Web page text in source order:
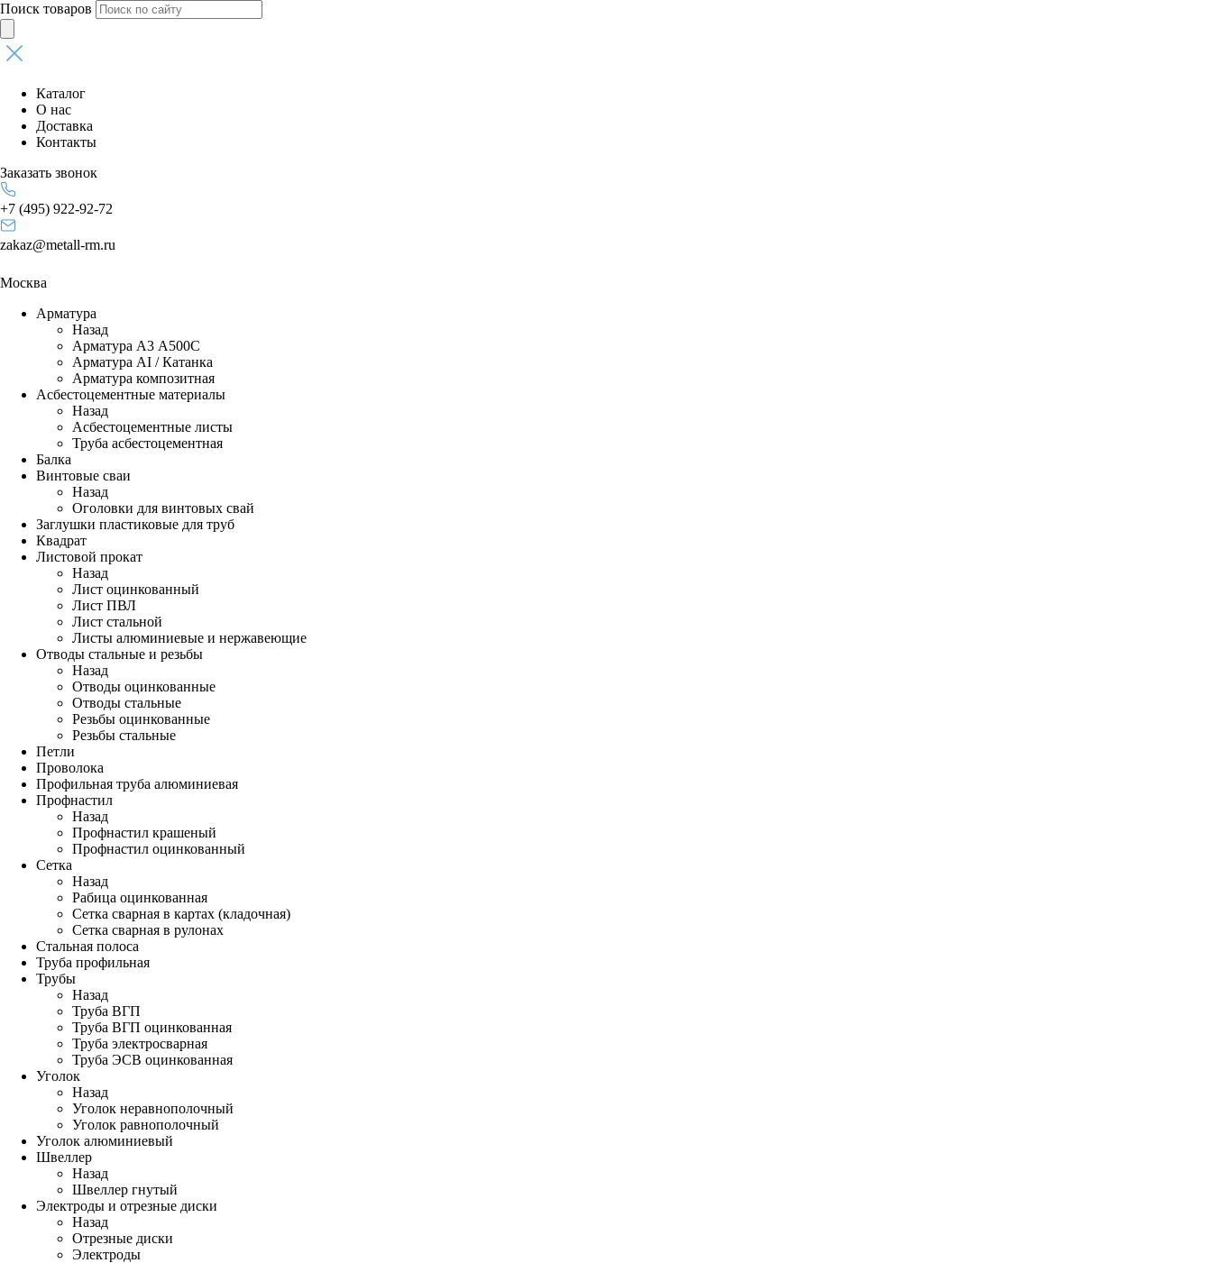
Поиск товаров
Каталог
О нас
Доставка
Контакты
Заказать звонок
+7 (495) 922-92-72
zakaz@metall-rm.ru
Москва
Арматура
Назад
Арматура А3 А500С
Арматура АI / Катанка
Арматура композитная
Асбестоцементные материалы
Назад
Асбестоцементные листы
Труба асбестоцементная
Балка
Винтовые сваи
Назад
Оголовки для винтовых свай
Заглушки пластиковые для труб
Квадрат
Листовой прокат
Назад
Лист оцинкованный
Лист ПВЛ
Лист стальной
Листы алюминиевые и нержавеющие
Отводы стальные и резьбы
Назад
Отводы оцинкованные
Отводы стальные
Резьбы оцинкованные
Резьбы стальные
Петли
Проволока
Профильная труба алюминиевая
Профнастил
Назад
Профнастил крашеный
Профнастил оцинкованный
Сетка
Назад
Рабица оцинкованная
Сетка сварная в картах (кладочная)
Сетка сварная в рулонах
Стальная полоса
Труба профильная
Трубы
Назад
Труба ВГП
Труба ВГП оцинкованная
Труба электросварная
Труба ЭСВ оцинкованная
Уголок
Назад
Уголок неравнополочный
Уголок равнополочный
Уголок алюминиевый
Швеллер
Назад
Швеллер гнутый
Электроды и отрезные диски
Назад
Отрезные диски
Электроды